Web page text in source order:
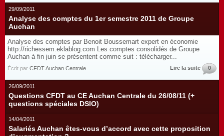
29/09/2011
Analyse des comptes du 1er semestre 2011 de Groupe
Auchan
Analyse des comptes par Benoit Boussemart expert en économie
http://richessem.eklablog.com Les comptes consolidés de Groupe
Auchan à fin juin se présentent comme suit : télécharger...
Écrit par CFDT Auchan Centrale Lire la suite 0
26/09/2011
Questions CFDT au CE Auchan Centrale du 26/08/11 (+
questions spéciales DSIO)
14/04/2011
Salariés Auchan êtes-vous d’accord avec cette proposition